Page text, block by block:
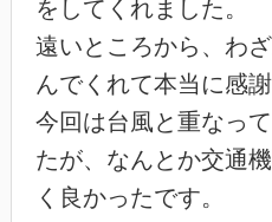
をしてくれました。
遠いところから、わ
んでくれて本当に感
今回は台風と重なっ
たが、なんとか交通
く良かったです。